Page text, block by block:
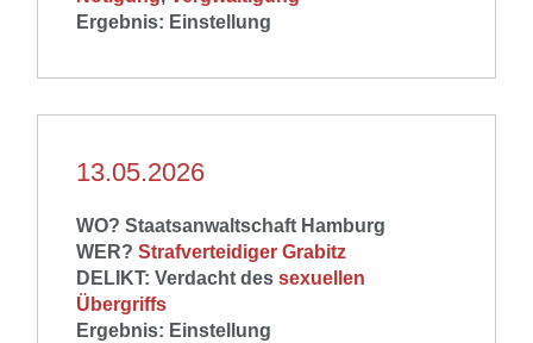
Ergebnis: Einstellung
13.05.2026
WO? Staatsanwaltschaft Hamburg
WER?Strafverteidiger Grabitz
DELIKT:Verdachtdessexuellen
Übergriffs
Ergebnis: Einstellung